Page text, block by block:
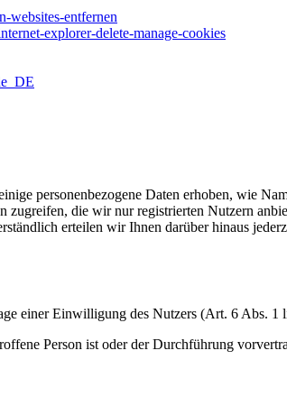
websites-entfernen
explorer-delete-manage-cookies
personenbezogene Daten erhoben, wie
die wir nur registrierten Nutzern
erteilen wir Ihnen darüber hinaus
einer Einwilligung des Nutzers (Art. 6 Abs.
Person ist oder der Durchführung